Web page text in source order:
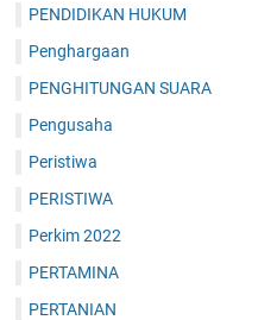
PENDIDIKAN HUKUM
Penghargaan
PENGHITUNGAN SUARA
Pengusaha
Peristiwa
PERISTIWA
Perkim 2022
PERTAMINA
PERTANIAN